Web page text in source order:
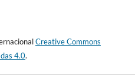
Creative Commons
4.0.